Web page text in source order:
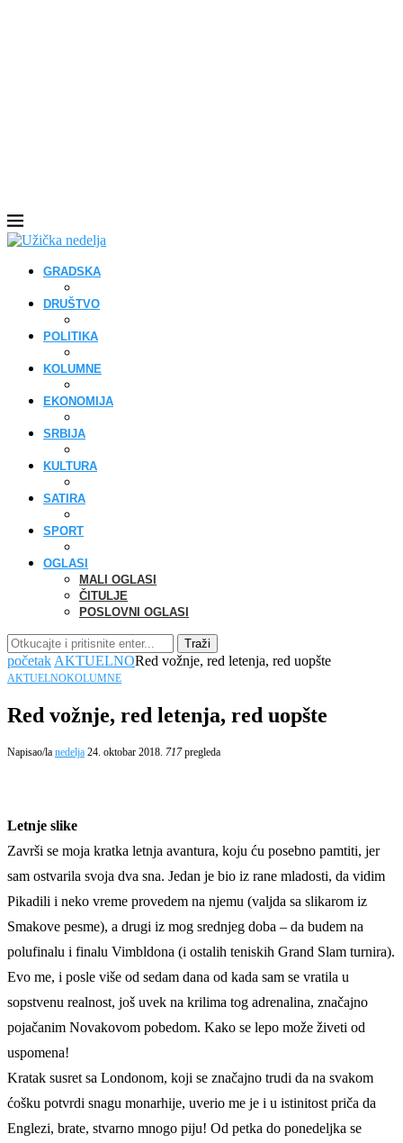
GRADSKA
DRUŠTVO
POLITIKA
KOLUMNE
EKONOMIJA
SRBIJA
KULTURA
SATIRA
SPORT
OGLASI
MALI OGLASI
ČITULJE
POSLOVNI OGLASI
Traži
početak AKTUELNORed vožnje, red letenja, red uopšte
AKTUELNOKOLUMNE
Red vožnje, red letenja, red uopšte
Napisao/la nedelja 24. oktobar 2018. 717pregleda
Letnje slike
Završi se moja kratka letnja avantura, koju ću posebno pamtiti, jer
sam ostvarila svoja dva sna. Jedan je bio iz rane mladosti, da vidim
Pikadili i neko vreme provedem na njemu (valjda sa slikarom iz
Smakove pesme), a drugi iz mog srednjeg doba – da budem na
polufinalu i finalu Vimbldona (i ostalih teniskih Grand Slam turnira).
Evo me, i posle više od sedam dana od kada sam se vratila u
sopstvenu realnost, još uvek na krilima tog adrenalina, značajno
pojačanim Novakovom pobedom. Kako se lepo može živeti od
uspomena!
Kratak susret sa Londonom, koji se značajno trudi da na svakom
ćošku potvrdi snagu monarhije, uverio me je i u istinitost priča da
Englezi, brate, stvarno mnogo piju! Od petka do ponedeljka se